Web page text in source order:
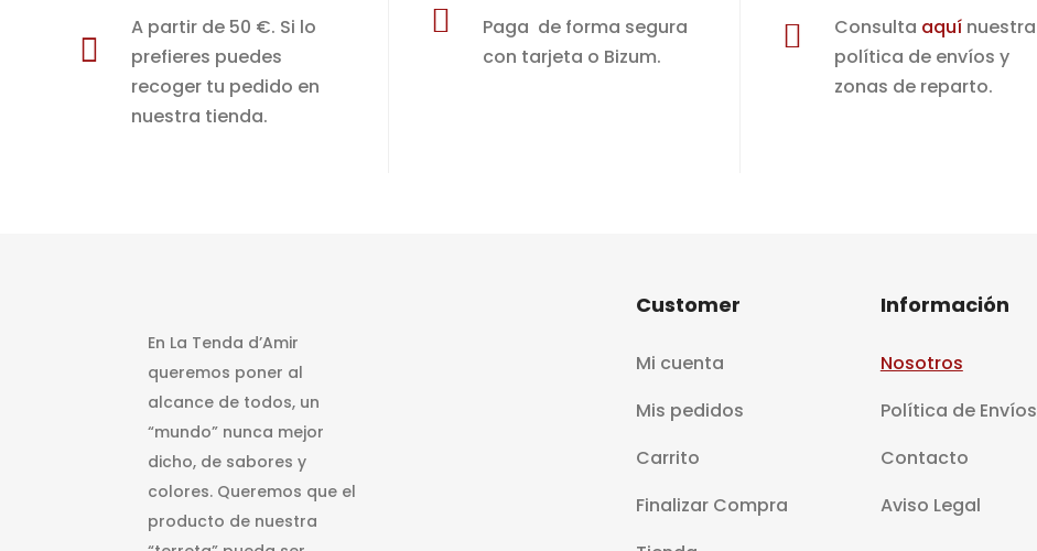

A partir de 50 €. Si lo
prefieres puedes
recoger tu pedido en
nuestra tienda.

Paga de forma segura
con tarjeta o Bizum.
 Consulta aquí nuestra
política de envíos y
zonas de reparto.
En La Tenda d’Amir
queremos poner al
alcance de todos, un
“mundo” nunca mejor
dicho, de sabores y
colores. Queremos que el
producto de nuestra
Customer
Mi cuenta
Mis pedidos
Carrito
Finalizar Compra
Información
Nosotros
Política de Envíos
Contacto
Aviso Legal